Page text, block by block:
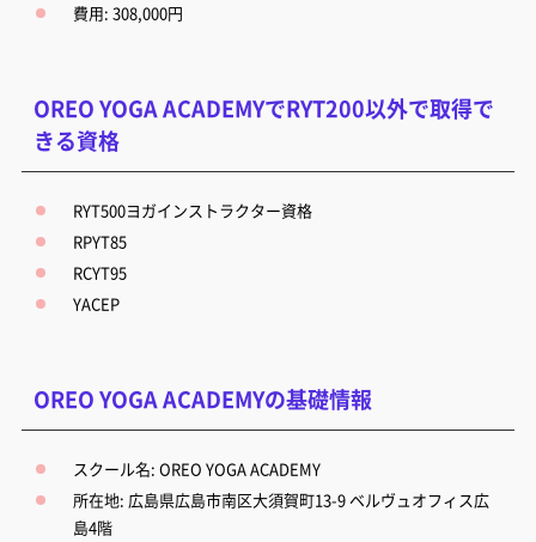
費用: 308,000円
OREO YOGA ACADEMYでRYT200以外で取得で
きる資格
RYT500ヨガインストラクター資格
RPYT85
RCYT95
YACEP
OREO YOGA ACADEMYの基礎情報
スクール名: OREO YOGA ACADEMY
所在地: 広島県広島市南区大須賀町13-9 ベルヴュオフィス広
島4階